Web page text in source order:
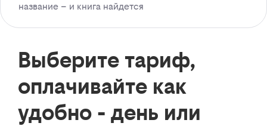
название – и книга найдется
Выберите тариф,
оплачивайте как
удобно - день или